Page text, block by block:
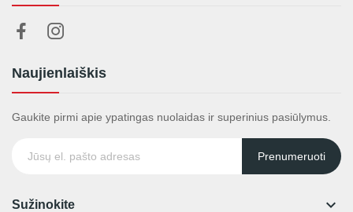
Naujienlaiškis
Gaukite pirmi apie ypatingas nuolaidas ir superinius pasiūlymus.
Prenumeruoti
Sužinokite 